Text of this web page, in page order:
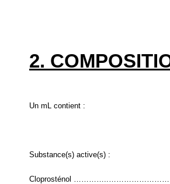
2.
Un mL contient :
Substance(s) active(s) :
Cloprosténol